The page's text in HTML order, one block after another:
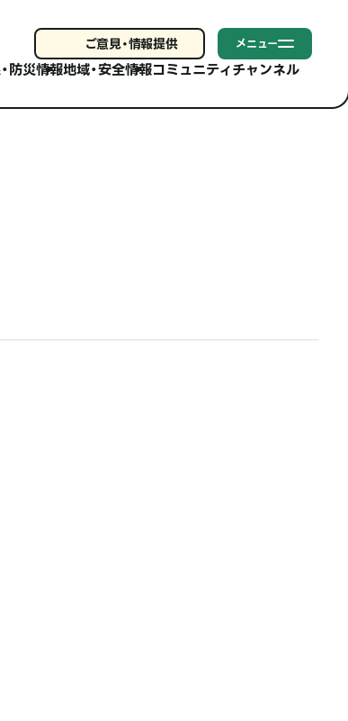
ご意見・情報提供 メニュー
防災情報地域・安全情報コミュニティチャンネル